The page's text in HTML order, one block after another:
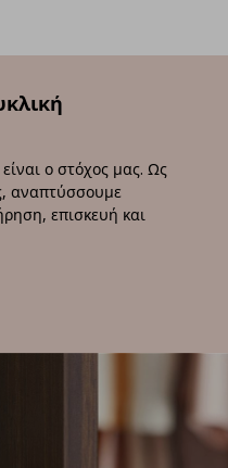
ο στόχος μας. Ως
αναπτύσσουμε
επισκευή και